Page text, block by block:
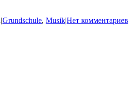
|Grundschule, Musik|Нет комментариев